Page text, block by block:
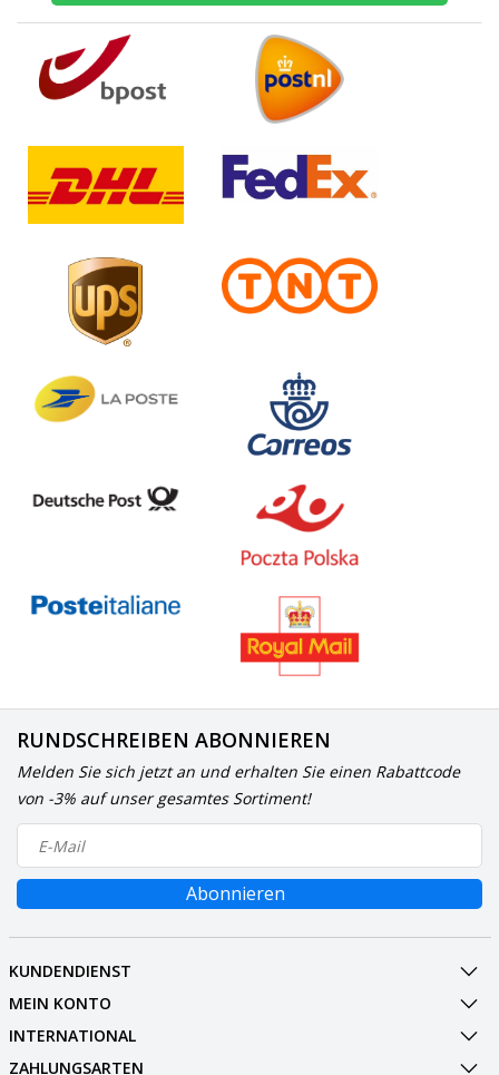
RUNDSCHREIBEN ABONNIEREN
Melden Sie sich jetzt an und erhalten Sie einen Rabattcode
von -3% auf unser gesamtes Sortiment!
Abonnieren
KUNDENDIENST
MEIN KONTO
INTERNATIONAL
ZAHLUNGSARTEN